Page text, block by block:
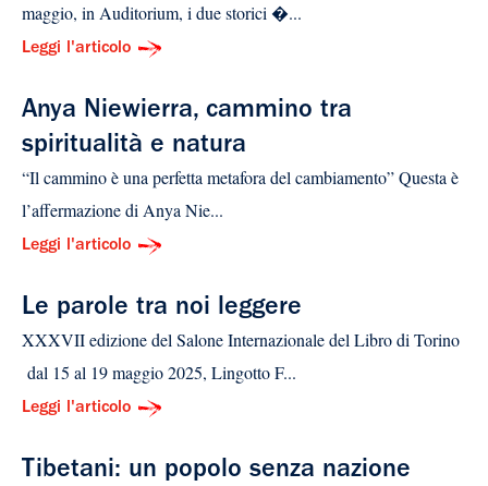
maggio, in Auditorium, i due storici �...
Leggi l'articolo
Anya Niewierra, cammino tra
spiritualità e natura
“Il cammino è una perfetta metafora del cambiamento” Questa è
l’affermazione di Anya Nie...
Leggi l'articolo
Le parole tra noi leggere
XXXVII edizione del Salone Internazionale del Libro di Torino
dal 15 al 19 maggio 2025, Lingotto F...
Leggi l'articolo
Tibetani: un popolo senza nazione